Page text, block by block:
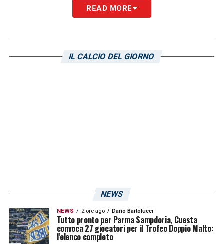
READ MORE
IL CALCIO DEL GIORNO
NEWS
NEWS 2 ore ago Dario Bartolucci
Tutto pronto per Parma Sampdoria, Cuesta
convoca 27 giocatori per il Trofeo Doppio Malto:
l’elenco completo